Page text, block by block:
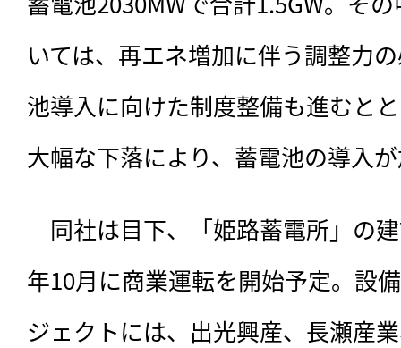
いては、再エネ増加に伴う調整力
池導入に向けた制度整備も進むと
大幅な下落により、蓄電池の導入
同社は目下、「姫路蓄電所」の
年10月に商業運転を開始予定。設
ジェクトには、出光興産、長瀬産